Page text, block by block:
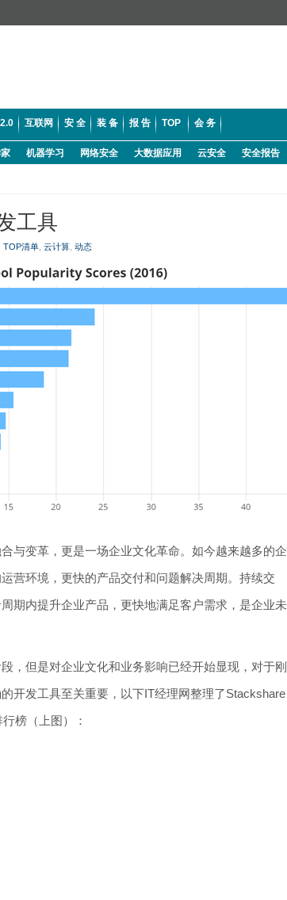
互联网 安 全 装 备 报 告 TOP 会 务
机器学习 网络安全 大数据应用 云安全 安全报告
工具
TOP清单 云计算 动态
与变革，更是一场企业文化革命。如今越来越多的企
营环境，更快的产品交付和问题解决周期。持续交
期内提升企业产品，更快地满足客户需求，是企业未
，但是对企业文化和业务影响已经开始显现，对于刚
开发工具至关重要，以下IT经理网整理了Stackshare
榜（上图）：